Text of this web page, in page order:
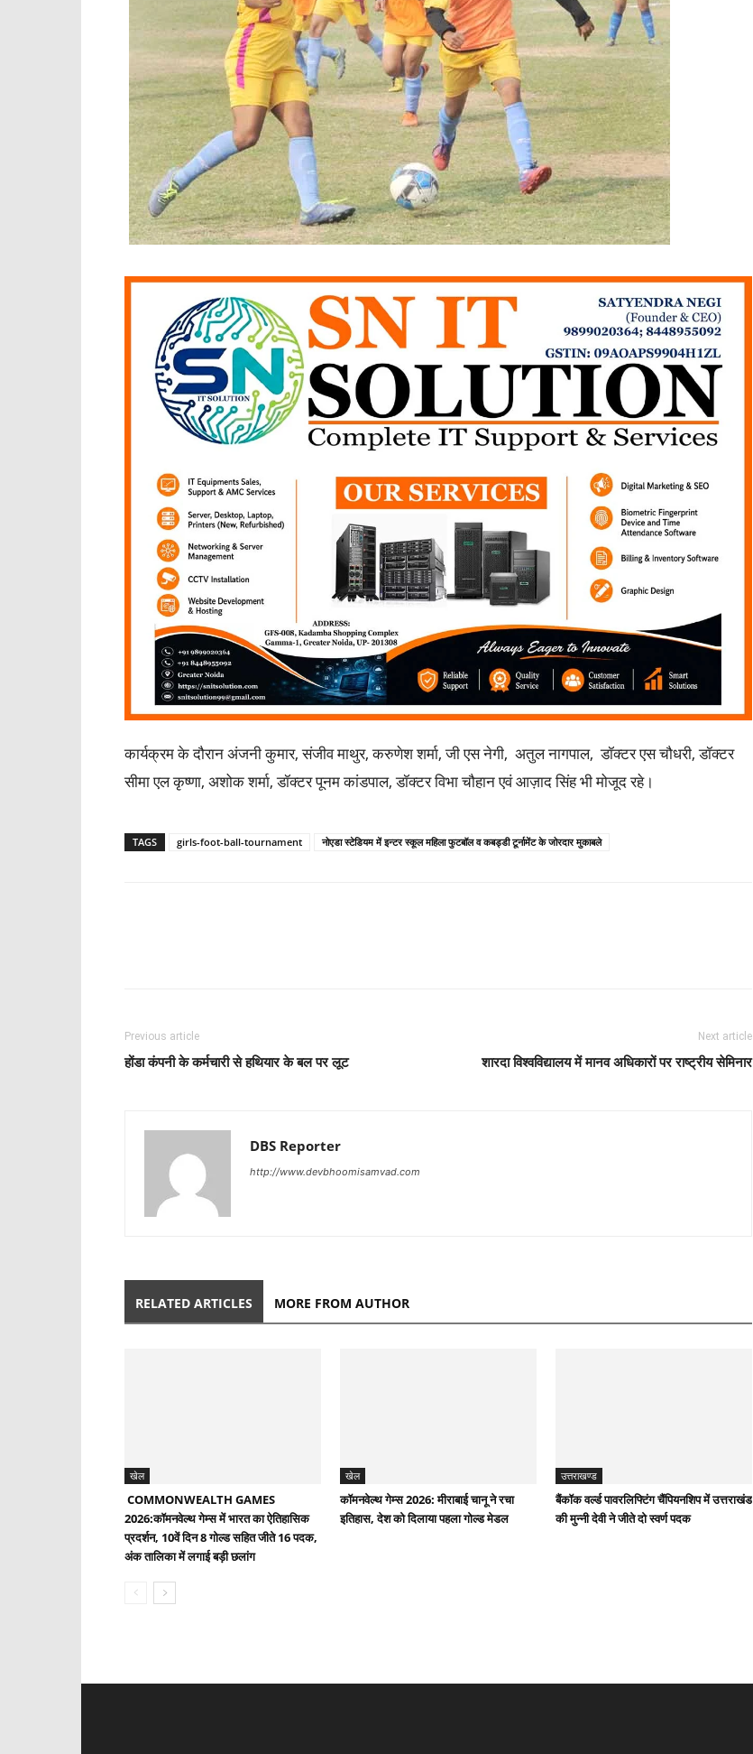
कार्यक्रम के दौरान अंजनी कुमार, संजीव माथुर, करुणेश शर्मा, जी एस नेगी, अतुल नागपाल, डॉक्टर एस चौधरी, डॉक्टर
सीमा एल कृष्णा, अशोक शर्मा, डॉक्टर पूनम कांडपाल, डॉक्टर विभा चौहान एवं आज़ाद सिंह भी मोजूद रहे।
TAGS girls-foot-ball-tournament नोएडा स्टेडियम में इन्टर स्कूल महिला फुटबॉल व कबड्डी टूर्नामेंट के जोरदार मुकाबले
Previous article
होंडा कंपनी के कर्मचारी से हथियार के बल पर लूट
Next article
शारदा विश्वविद्यालय में मानव अधिकारों पर राष्ट्रीय सेमिनार
DBS Reporter
http://www.devbhoomisamvad.com
RELATED ARTICLES MORE FROM AUTHOR
खेल
COMMONWEALTH GAMES
2026:कॉमनवेल्थ गेम्स में भारत का ऐतिहासिक
प्रदर्शन, 10वें दिन 8 गोल्ड सहित जीते 16 पदक,
अंक तालिका में लगाई बड़ी छलांग
खेल
कॉमनवेल्थ गेम्स 2026: मीराबाई चानू ने रचा
इतिहास, देश को दिलाया पहला गोल्‍ड मेडल
उत्तराखण्ड
बैंकॉक वर्ल्ड पावरलिफ्टिंग चैंपियनशिप में उत्तराखंड
की मुन्नी देवी ने जीते दो स्वर्ण पदक